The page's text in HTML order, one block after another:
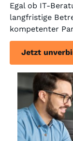
Egal ob IT-
langfristige
kompetenter
Jetzt